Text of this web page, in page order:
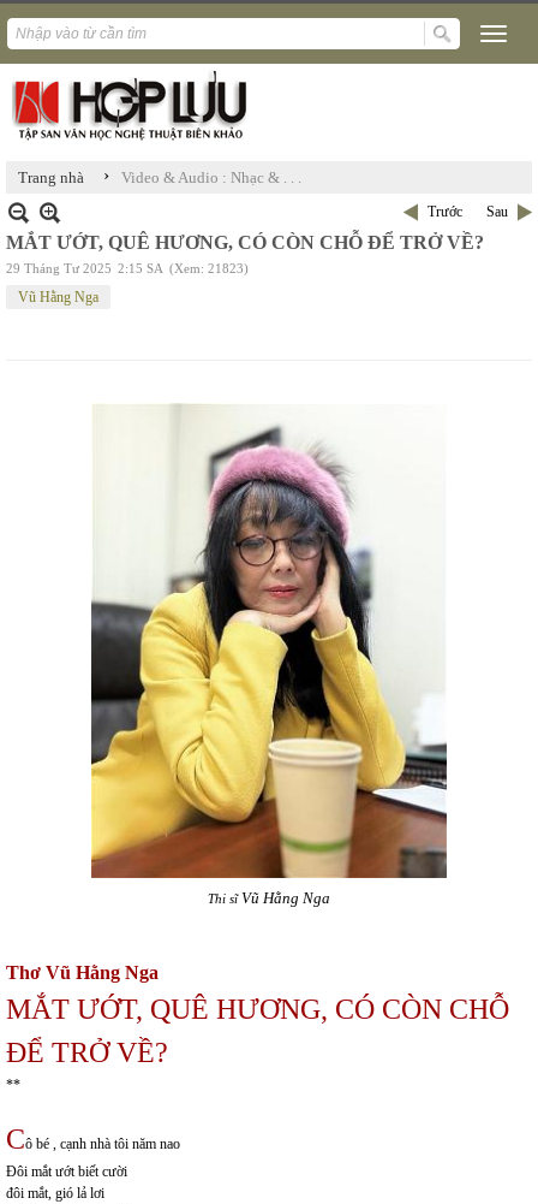
Trang nhà › Video & Audio : Nhạc & . . .
Trước Sau
MẮT ƯỚT, QUÊ HƯƠNG, CÓ CÒN CHỖ ĐỂ TRỞ VỀ?
29 Tháng Tư 2025 2:15 SA (Xem: 21823)
Vũ Hằng Nga
Thi sĩVũ Hằng Nga
Thơ Vũ Hằng Nga
MẮT ƯỚT, QUÊ HƯƠNG, CÓ CÒN CHỖ
ĐỂ TRỞ VỀ?
**
Cô bé , cạnh nhà tôi năm nao
Đôi mắt ướt biết cười
đôi mắt, gió lả lơi